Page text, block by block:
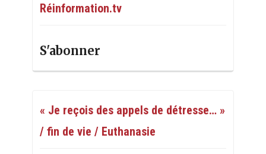
Réinformation.tv
S'abonner
« Je reçois des appels de détresse… »
/ fin de vie / Euthanasie